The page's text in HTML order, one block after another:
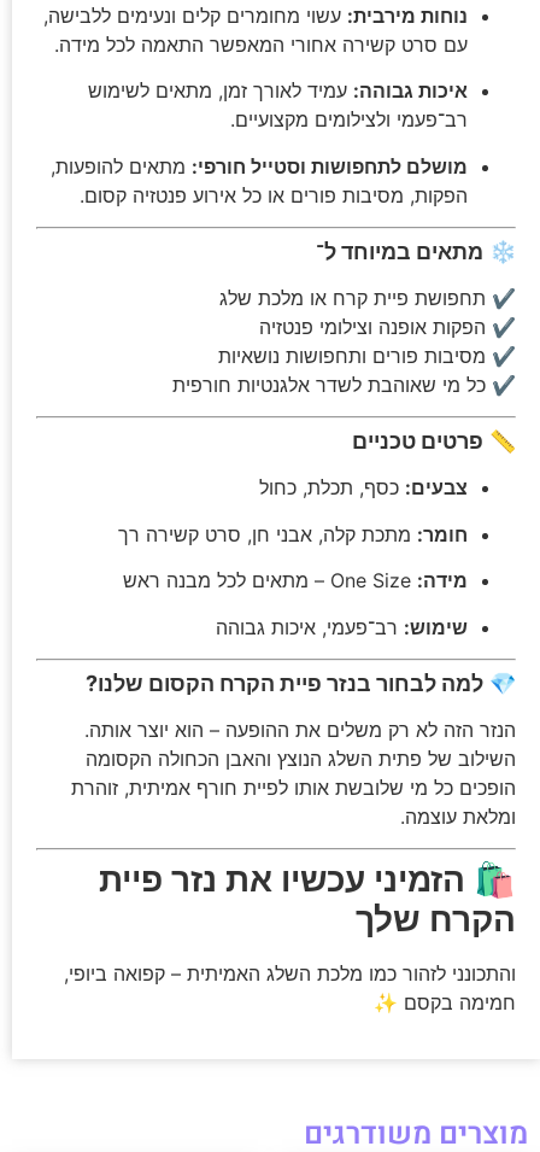
נוחות מירבית: עשוי מחומרים קלים ונעימים ללבישה,
עם סרט קשירה אחורי המאפשר התאמה לכל מידה.
איכות גבוהה: עמיד לאורך זמן, מתאים לשימוש
רב־פעמי ולצילומים מקצועיים.
מושלם לתחפושות וסטייל חורפי: מתאים להופעות,
הפקות, מסיבות פורים או כל אירוע פנטזיה קסום.
❄️ מתאים במיוחד ל־
✔ תחפושת פיית קרח או מלכת שלג
✔ הפקות אופנה וצילומי פנטזיה
✔ מסיבות פורים ותחפושות נושאיות
✔ כל מי שאוהבת לשדר אלגנטיות חורפית
📏 פרטים טכניים
צבעים: כסף, תכלת, כחול
חומר: מתכת קלה, אבני חן, סרט קשירה רך
מידה:
שימוש: רב־פעמי, איכות גבוהה
💎 למה לבחור בנזר פיית הקרח הקסום שלנו?
הנזר הזה לא רק משלים את ההופעה – הוא יוצר אותה.
השילוב של פתית השלג הנוצץ והאבן הכחולה הקסומה
הופכים כל מי שלובשת אותו לפיית חורף אמיתית, זוהרת
ומלאת עוצמה.
🛍️ הזמיני עכשיו את נזר פיית
הקרח שלך
והתכונני לזהור כמו מלכת השלג האמיתית – קפואה ביופי,
חמימה בקסם ✨
מוצרים משודרגים